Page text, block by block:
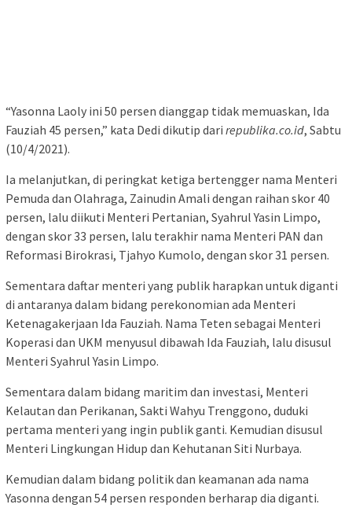
“Yasonna Laoly ini 50 persen dianggap tidak memuaskan, Ida
Fauziah 45 persen,” kata Dedi dikutip dari republika.co.id, Sabtu
(10/4/2021).
Ia melanjutkan, di peringkat ketiga bertengger nama Menteri
Pemuda dan Olahraga, Zainudin Amali dengan raihan skor 40
persen, lalu diikuti Menteri Pertanian, Syahrul Yasin Limpo,
dengan skor 33 persen, lalu terakhir nama Menteri PAN dan
Reformasi Birokrasi, Tjahyo Kumolo, dengan skor 31 persen.
Sementara daftar menteri yang publik harapkan untuk diganti
di antaranya dalam bidang perekonomian ada Menteri
Ketenagakerjaan Ida Fauziah. Nama Teten sebagai Menteri
Koperasi dan UKM menyusul dibawah Ida Fauziah, lalu disusul
Menteri Syahrul Yasin Limpo.
Sementara dalam bidang maritim dan investasi, Menteri
Kelautan dan Perikanan, Sakti Wahyu Trenggono, duduki
pertama menteri yang ingin publik ganti. Kemudian disusul
Menteri Lingkungan Hidup dan Kehutanan Siti Nurbaya.
Kemudian dalam bidang politik dan keamanan ada nama
Yasonna dengan 54 persen responden berharap dia diganti.